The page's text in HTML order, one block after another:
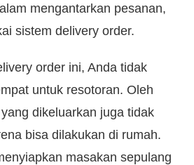
mengantarkan pesanan,
sistem delivery order.
order ini, Anda tidak
untuk resotoran. Oleh
dikeluarkan juga tidak
bisa dilakukan di rumah.
masakan sepulang